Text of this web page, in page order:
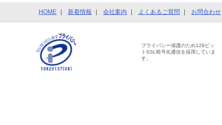
HOME 新着情報 会社案内 よくあるご質問 お問合わせ
プライバシー保護のため128ビッ
トSSL暗号化通信を採用していま
す。